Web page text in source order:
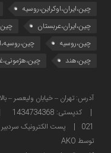
چین،ایران،اوکراین،روسیه
چین،ایران،عربستان
چین،روسیه
چین،هند
021 | پست الکترونیک سردبیر ایراس : sardabir@iras.ir |
توسط AKO